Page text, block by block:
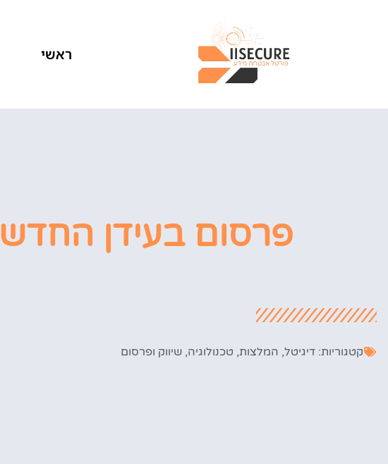
ראשי
פרסום בעידן החדש
קטגוריות: דיגיטל, המלצות, טכנולוגיה, שיווק ופרסום